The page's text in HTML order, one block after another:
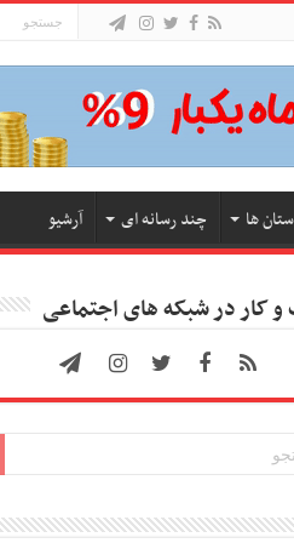
ها چند رسانه ای آرشیو
کار در شبکه های اجتماعی